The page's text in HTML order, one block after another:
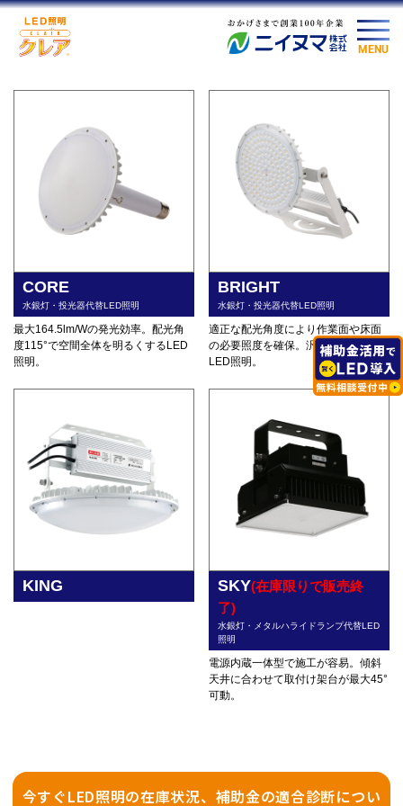
MENU
CORE
水銀灯・投光器代替LED照明
最大164.5lm/Wの発光効率。配光角
度115°で空間全体を明るくするLED
照明。
BRIGHT
水銀灯・投光器代替LED照明
適正な配光角度により作業面や床面
の必要照度を確保。汎用性の高い
LED照明。
KING SKY(在庫限りで販売終
了)
水銀灯・メタルハライドランプ代替LED
照明
電源内蔵一体型で施工が容易。傾斜
天井に合わせて取付け架台が最大45°
可動。
今すぐLED照明の在庫状況、補助金の適合診断につい